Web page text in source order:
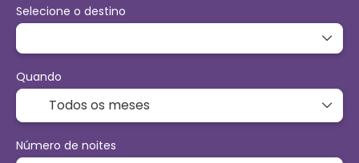
Selecione o destino
Quando
Número de noites